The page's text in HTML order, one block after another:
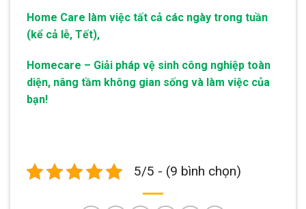
Home Care làm việc tất cả các ngày trong tuần
(kể cả lễ, Tết),
Homecare – Giải pháp vệ sinh công nghiệp toàn
diện, nâng tầm không gian sống và làm việc của
bạn!
5/5 - (9 bình chọn)